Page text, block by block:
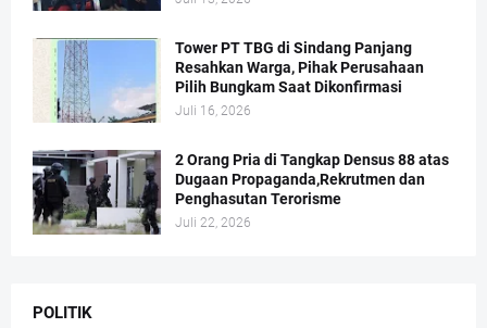
Tower PT TBG di Sindang Panjang
Resahkan Warga, Pihak Perusahaan
Pilih Bungkam Saat Dikonfirmasi
Juli 16, 2026
2 Orang Pria di Tangkap Densus 88 atas
Dugaan Propaganda,Rekrutmen dan
Penghasutan Terorisme
Juli 22, 2026
POLITIK